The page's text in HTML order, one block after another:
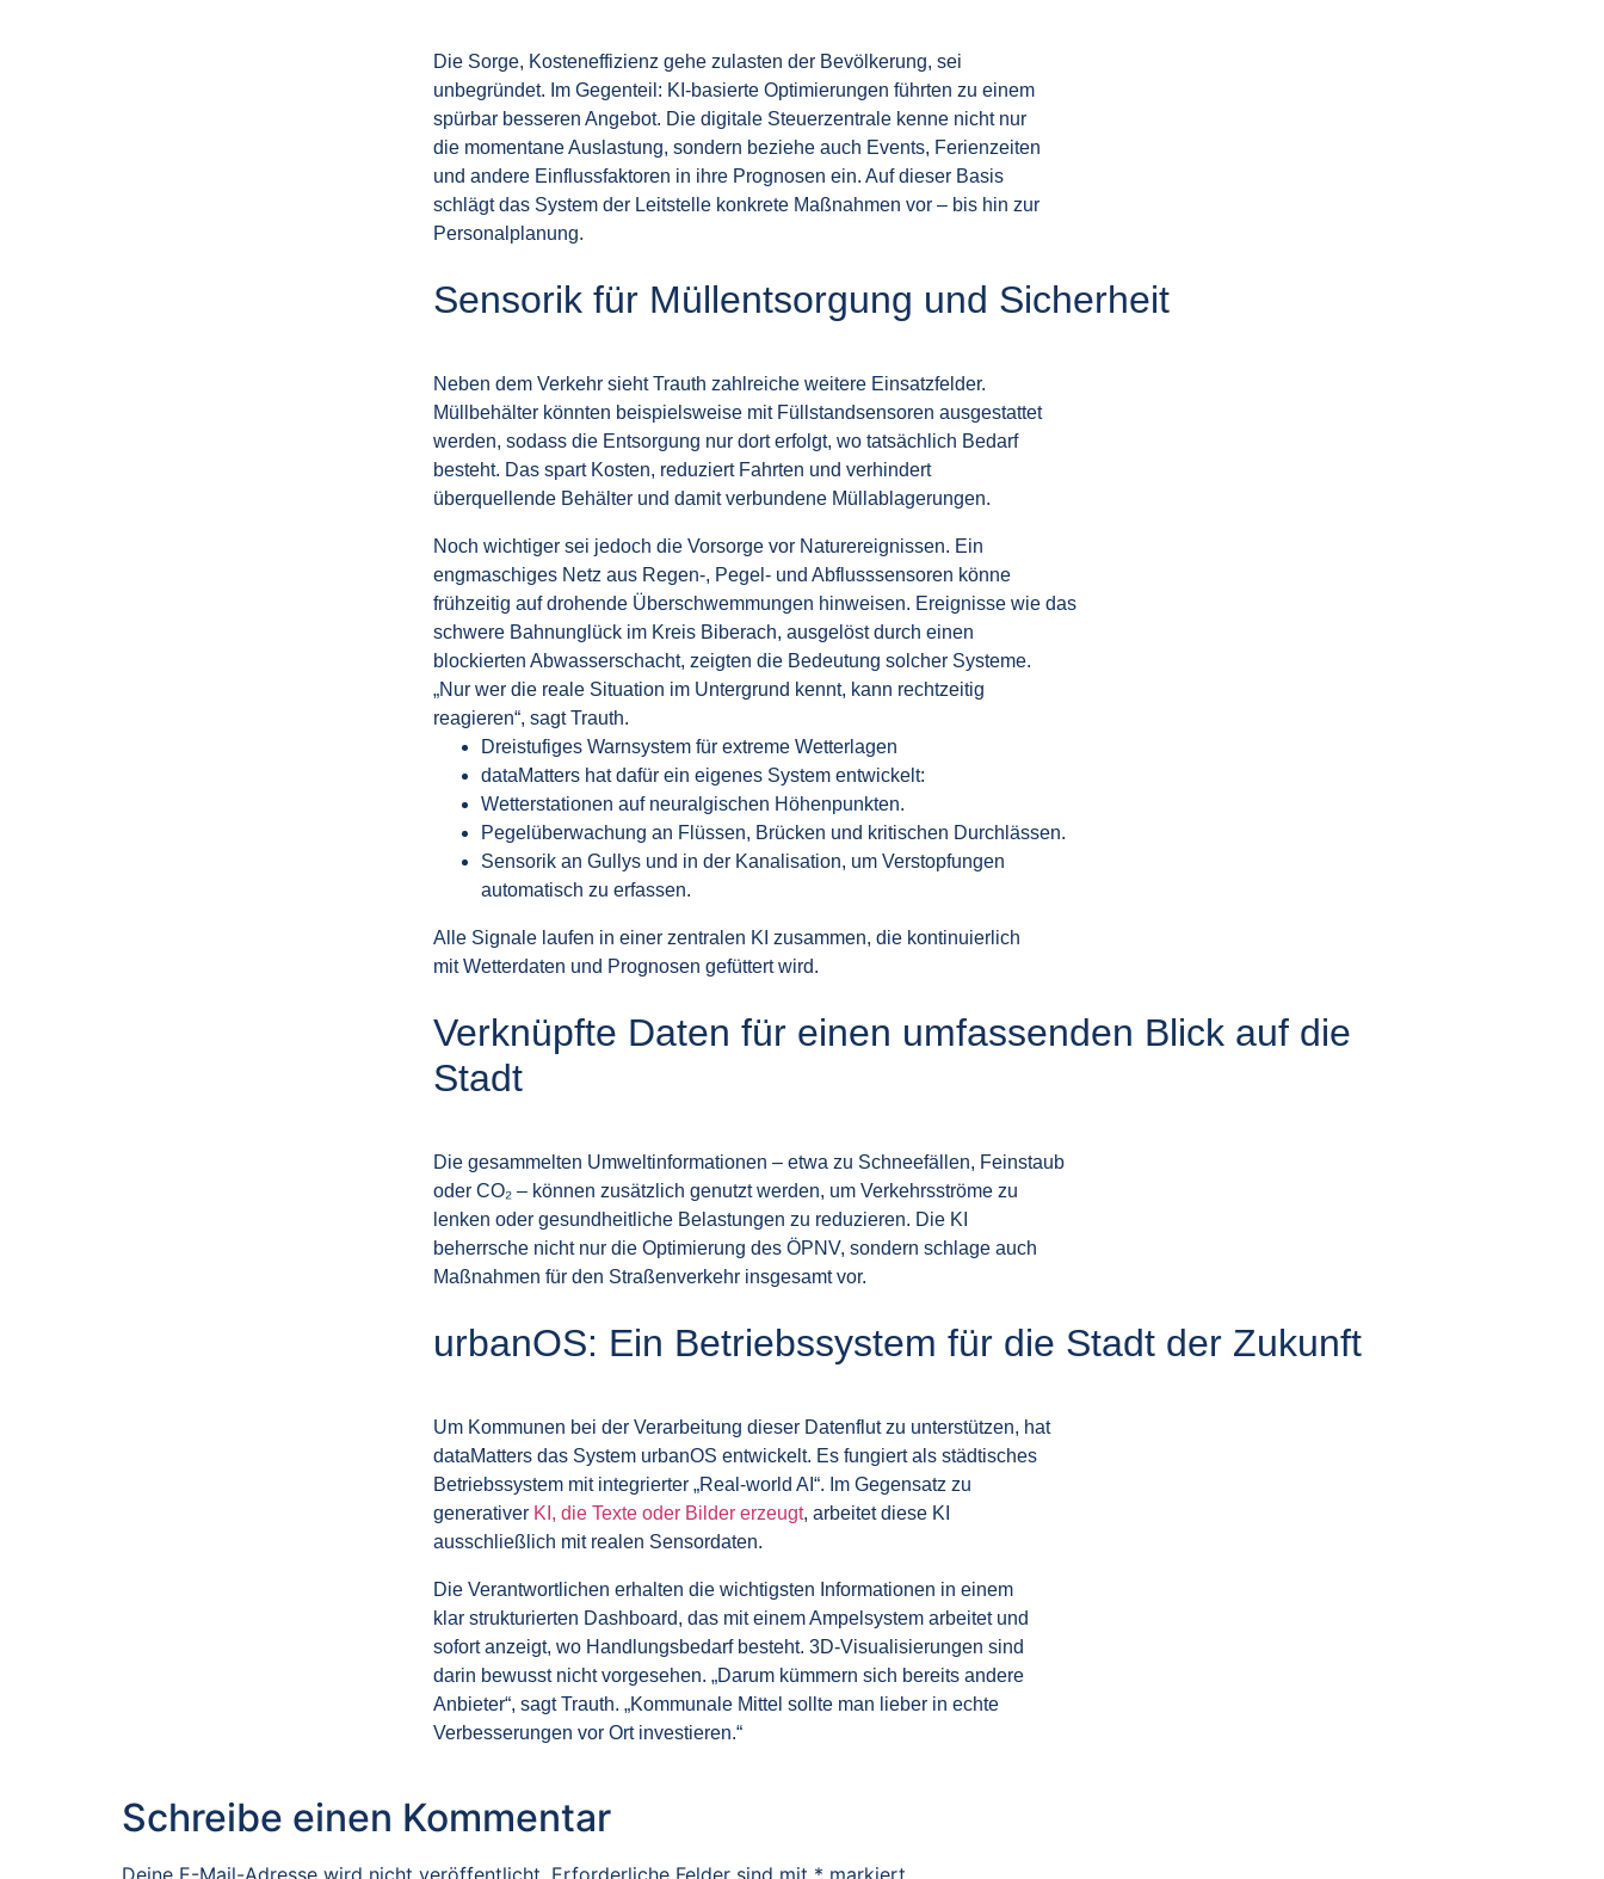
Die Sorge, Kosteneffizienz gehe zulasten der Bevölkerung, sei
unbegründet. Im Gegenteil: KI-basierte Optimierungen führten zu einem
spürbar besseren Angebot. Die digitale Steuerzentrale kenne nicht nur
die momentane Auslastung, sondern beziehe auch Events, Ferienzeiten
und andere Einflussfaktoren in ihre Prognosen ein. Auf dieser Basis
schlägt das System der Leitstelle konkrete Maßnahmen vor – bis hin zur
Personalplanung.
Sensorik für Müllentsorgung und Sicherheit
Neben dem Verkehr sieht Trauth zahlreiche weitere Einsatzfelder.
Müllbehälter könnten beispielsweise mit Füllstandsensoren ausgestattet
werden, sodass die Entsorgung nur dort erfolgt, wo tatsächlich Bedarf
besteht. Das spart Kosten, reduziert Fahrten und verhindert
überquellende Behälter und damit verbundene Müllablagerungen.
Noch wichtiger sei jedoch die Vorsorge vor Naturereignissen. Ein
engmaschiges Netz aus Regen-, Pegel- und Abflusssensoren könne
frühzeitig auf drohende Überschwemmungen hinweisen. Ereignisse wie das
schwere Bahnunglück im Kreis Biberach, ausgelöst durch einen
blockierten Abwasserschacht, zeigten die Bedeutung solcher Systeme.
„Nur wer die reale Situation im Untergrund kennt, kann rechtzeitig
reagieren“, sagt Trauth.
Dreistufiges Warnsystem für extreme Wetterlagen
dataMatters hat dafür ein eigenes System entwickelt:
Wetterstationen auf neuralgischen Höhenpunkten.
Pegelüberwachung an Flüssen, Brücken und kritischen Durchlässen.
Sensorik an Gullys und in der Kanalisation, um Verstopfungen
automatisch zu erfassen.
Alle Signale laufen in einer zentralen KI zusammen, die kontinuierlich
mit Wetterdaten und Prognosen gefüttert wird.
Verknüpfte Daten für einen umfassenden Blick auf die
Stadt
Die gesammelten Umweltinformationen – etwa zu Schneefällen, Feinstaub
oder CO₂ – können zusätzlich genutzt werden, um Verkehrsströme zu
lenken oder gesundheitliche Belastungen zu reduzieren. Die KI
beherrsche nicht nur die Optimierung des ÖPNV, sondern schlage auch
Maßnahmen für den Straßenverkehr insgesamt vor.
urbanOS: Ein Betriebssystem für die Stadt der Zukunft
Um Kommunen bei der Verarbeitung dieser Datenflut zu unterstützen, hat
dataMatters das System urbanOS entwickelt. Es fungiert als städtisches
Betriebssystem mit integrierter „Real-world AI“. Im Gegensatz zu
generativer KI, die Texte oder Bilder erzeugt, arbeitet diese KI
ausschließlich mit realen Sensordaten.
Die Verantwortlichen erhalten die wichtigsten Informationen in einem
klar strukturierten Dashboard, das mit einem Ampelsystem arbeitet und
sofort anzeigt, wo Handlungsbedarf besteht. 3D-Visualisierungen sind
darin bewusst nicht vorgesehen. „Darum kümmern sich bereits andere
Anbieter“, sagt Trauth. „Kommunale Mittel sollte man lieber in echte
Verbesserungen vor Ort investieren.“
Schreibe einen Kommentar
Deine E-Mail-Adresse wird nicht veröffentlicht. Erforderliche Felder sind mit * markiert